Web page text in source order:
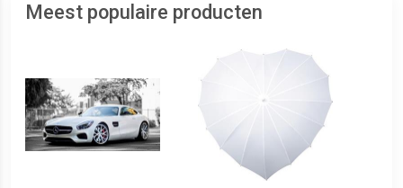
Meest populaire producten